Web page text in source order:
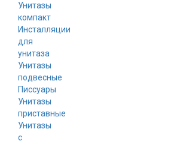
Унитазы
компакт
Инсталляции
для
унитаза
Унитазы
подвесные
Писсуары
Унитазы
приставные
Унитазы
с